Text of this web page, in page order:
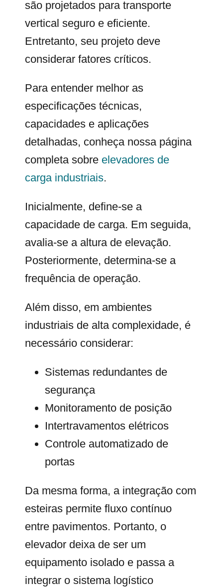
são projetados para transporte
vertical seguro e eficiente.
Entretanto, seu projeto deve
considerar fatores críticos.
Para entender melhor as
especificações técnicas,
capacidades e aplicações
detalhadas, conheça nossa página
completa sobre elevadores de
carga industriais.
Inicialmente, define-se a
capacidade de carga. Em seguida,
avalia-se a altura de elevação.
Posteriormente, determina-se a
frequência de operação.
Além disso, em ambientes
industriais de alta complexidade, é
necessário considerar:
Sistemas redundantes de
segurança
Monitoramento de posição
Intertravamentos elétricos
Controle automatizado de
portas
Da mesma forma, a integração com
esteiras permite fluxo contínuo
entre pavimentos. Portanto, o
elevador deixa de ser um
equipamento isolado e passa a
integrar o sistema logístico